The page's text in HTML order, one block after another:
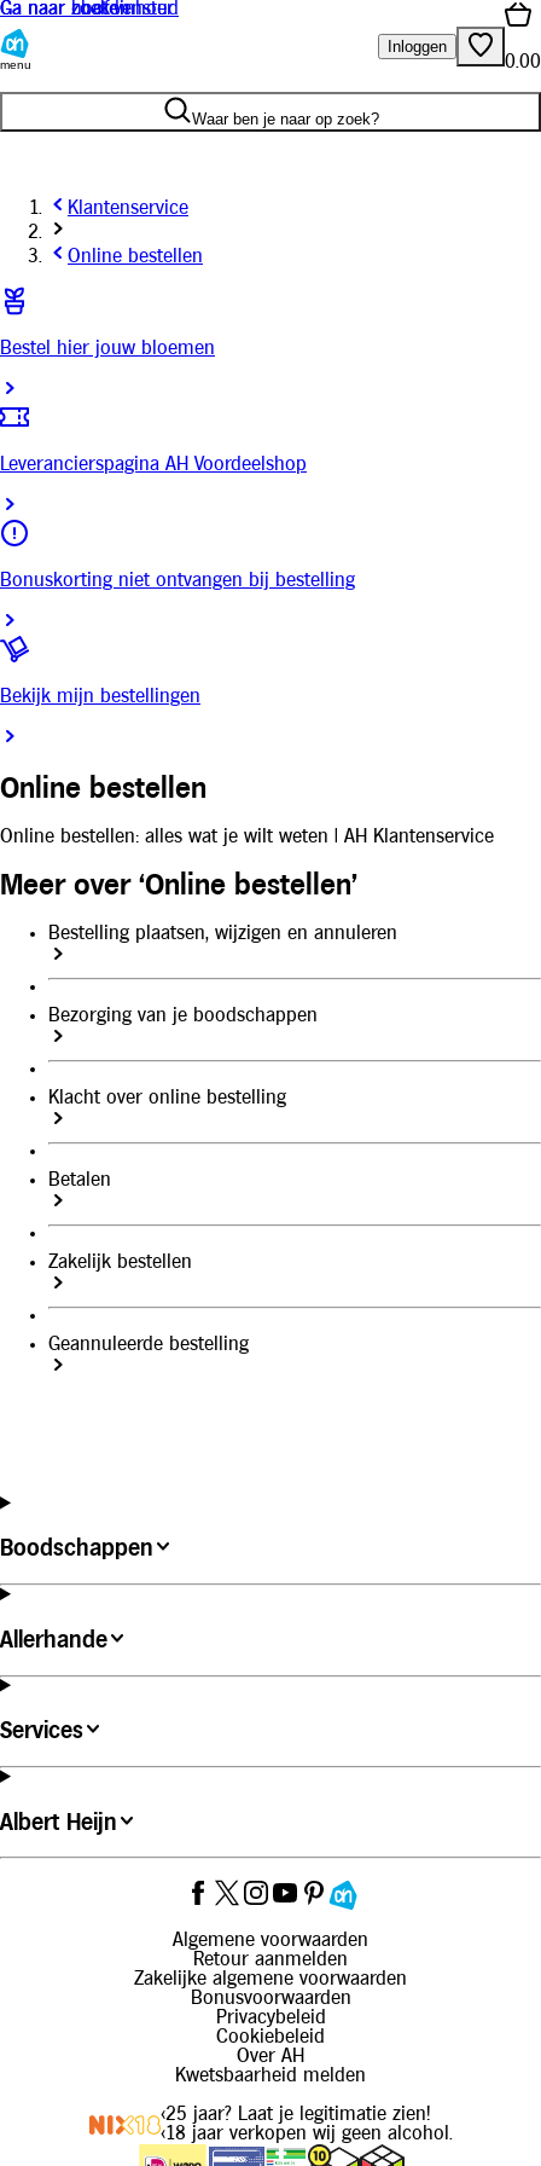
Ga naar hoofdinhoud
Ga naar zoeken
Ga naar chat venster
menu
Inloggen
0.00
Waar ben je naar op zoek?
Klantenservice
Online bestellen
Bestel hier jouw bloemen
Leverancierspagina AH Voordeelshop
Bonuskorting niet ontvangen bij bestelling
Bekijk mijn bestellingen
Online bestellen
Online bestellen: alles wat je wilt weten | AH Klantenservice
Meer over ‘Online bestellen’
Bestelling plaatsen, wijzigen en annuleren
Bezorging van je boodschappen
Klacht over online bestelling
Betalen
Zakelijk bestellen
Geannuleerde bestelling
Boodschappen
Allerhande
Services
Albert Heijn
Algemene voorwaarden
Retour aanmelden
Zakelijke algemene voorwaarden
Bonusvoorwaarden
Privacybeleid
Cookiebeleid
Over AH
Kwetsbaarheid melden
<25 jaar? Laat je legitimatie zien!
<18 jaar verkopen wij geen alcohol.